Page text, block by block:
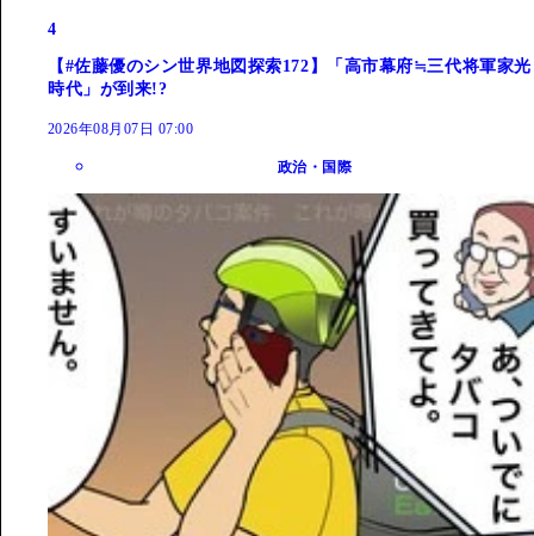
4
【#佐藤優のシン世界地図探索172】「高市幕府≒三代将軍家光
時代」が到来!?
2026年08月07日 07:00
政治・国際